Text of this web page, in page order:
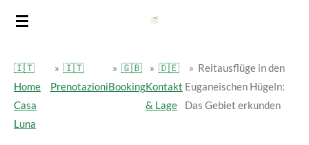
Vai
principale
🇮🇹
Home
Casa
Luna
» 🇮🇹
Prenotazioni
» 🇬🇧
Booking
» 🇩🇪
Kontakt
& Lage
» Reitausflüge in den
Euganeischen Hügeln:
Das Gebiet erkunden